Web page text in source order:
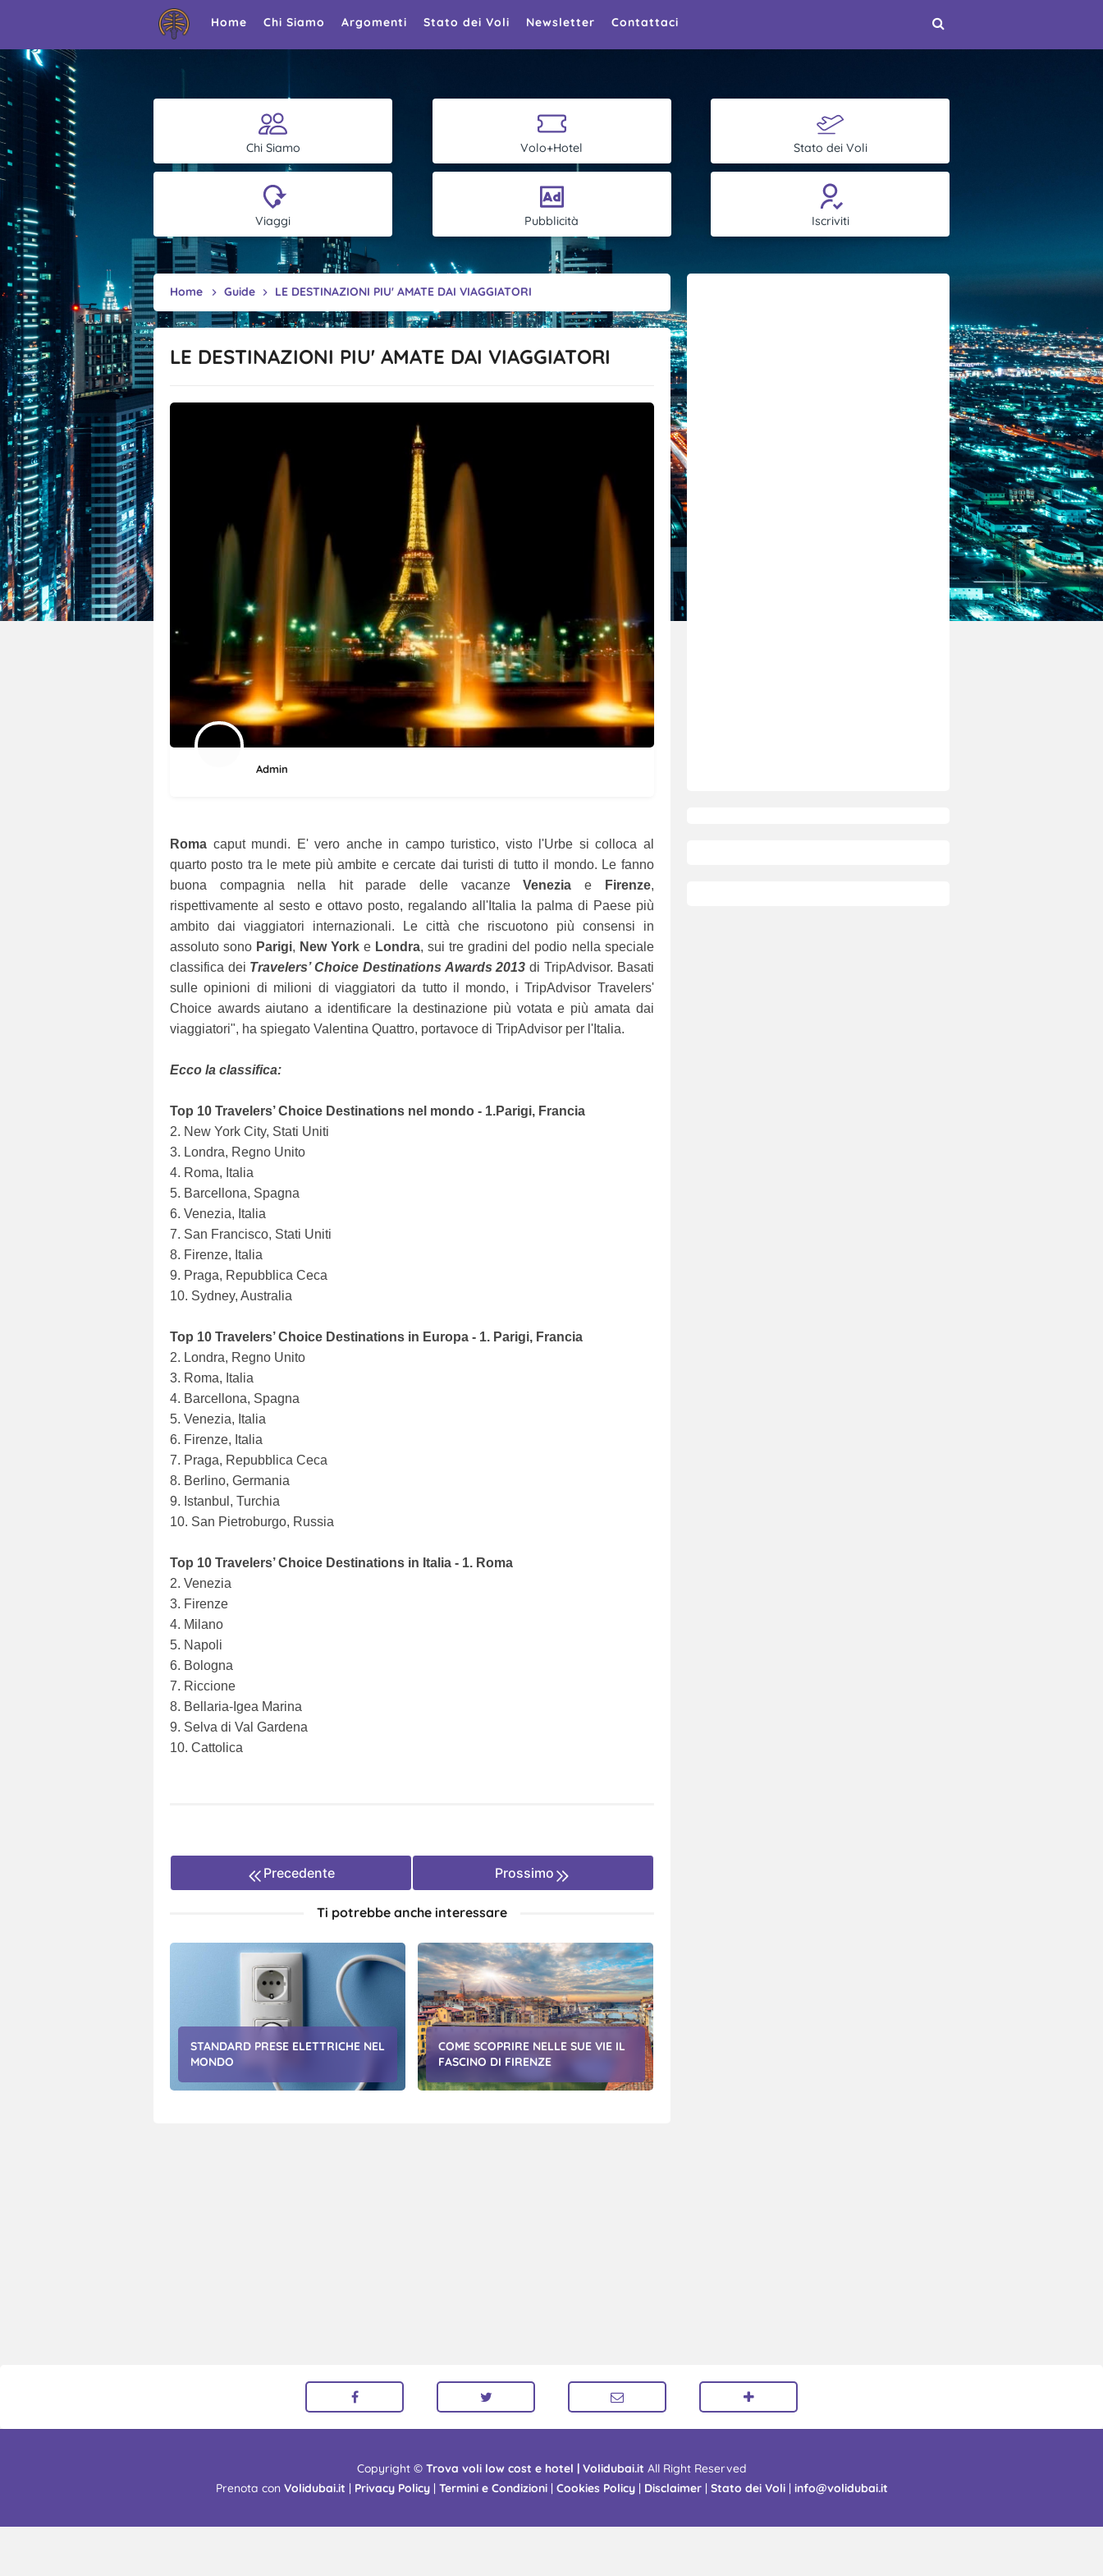
Home Chi Siamo Argomenti Stato dei Voli Newsletter Contattaci
Chi Siamo Volo+Hotel Stato dei Voli
Viaggi Pubblicità Iscriviti
Home Guide LE DESTINAZIONI PIU' AMATE DAI VIAGGIATORI
LE DESTINAZIONI PIU' AMATE DAI VIAGGIATORI
Admin
Roma caput mundi. E' vero anche in campo turistico, visto l'Urbe si colloca al
quarto posto tra le mete più ambite e cercate dai turisti di tutto il mondo. Le fanno
buona compagnia nella hit parade delle vacanzeVenezia e Firenze,
rispettivamente al sesto e ottavo posto, regalando all'Italia la palma di Paese più
ambito dai viaggiatori internazionali. Le città che riscuotono più consensi in
assoluto sono Parigi, New York e Londra, sui tre gradini del podio nella speciale
classifica dei Travelers’ Choice Destinations Awards 2013 di TripAdvisor. Basati
sulle opinioni di milioni di viaggiatori da tutto il mondo, i TripAdvisor Travelers'
Choice awards aiutano a identificare la destinazione più votata e più amata dai
viaggiatori", ha spiegato Valentina Quattro, portavoce di TripAdvisor per l'Italia.
Ecco la classifica:
Top 10 Travelers’ Choice Destinations nel mondo - 1.Parigi, Francia
2. New York City, Stati Uniti
3. Londra, Regno Unito
4. Roma, Italia
5. Barcellona, Spagna
6. Venezia, Italia
7. San Francisco, Stati Uniti
8. Firenze, Italia
9. Praga, Repubblica Ceca
10. Sydney, Australia
Top 10 Travelers’ Choice Destinations in Europa - 1. Parigi, Francia
2. Londra, Regno Unito
3. Roma, Italia
4. Barcellona, Spagna
5. Venezia, Italia
6. Firenze, Italia
7. Praga, Repubblica Ceca
8. Berlino, Germania
9. Istanbul, Turchia
10. San Pietroburgo, Russia
Top 10 Travelers’ Choice Destinations in Italia - 1. Roma
2. Venezia
3. Firenze
4. Milano
5. Napoli
6. Bologna
7. Riccione
8. Bellaria-Igea Marina
9. Selva di Val Gardena
10. Cattolica
Precedente Prossimo
Ti potrebbe anche interessare
STANDARD PRESE ELETTRICHE NEL
MONDO
COME SCOPRIRE NELLE SUE VIE IL
FASCINO DI FIRENZE
Copyright © Trova voli low cost e hotel | Volidubai.it All Right Reserved
Prenota con Volidubai.it | Privacy Policy| Termini e Condizioni| Cookies Policy| Disclaimer| Stato dei Voli| info@volidubai.it